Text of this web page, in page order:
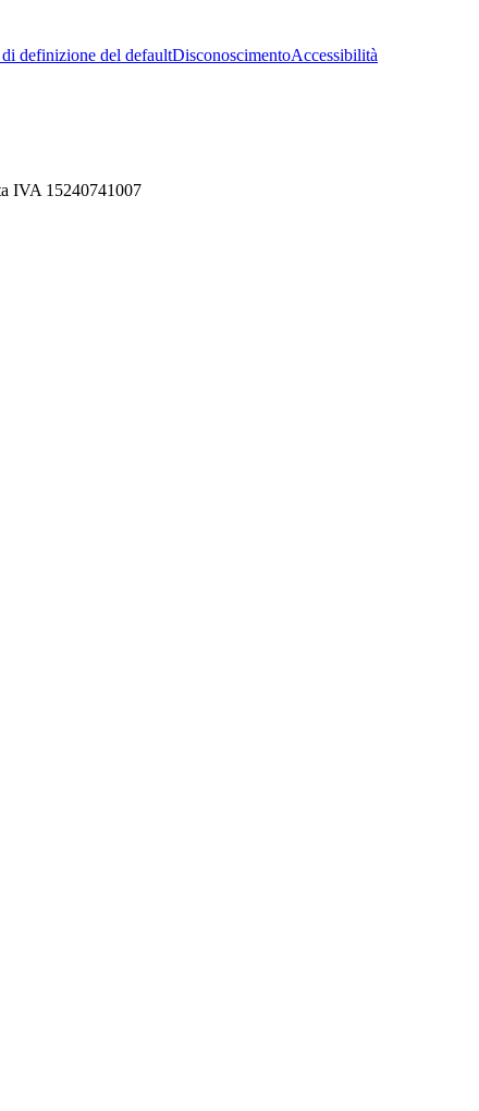
definizione del defaultDisconoscimentoAccessibilità
IVA 15240741007